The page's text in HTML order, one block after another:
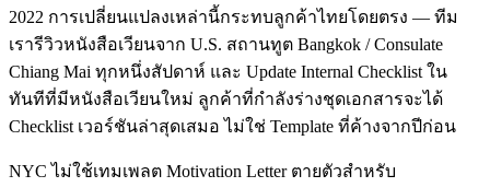
2022 การเปลี่ยนแปลงเหล่านี้กระทบลูกค้าไทยโดยตรง — ทีม
เรารีวิวหนังสือเวียนจาก U.S. สถานทูต Bangkok / Consulate
Chiang Mai ทุกหนึ่งสัปดาห์ และ Update Internal Checklist ใน
ทันทีที่มีหนังสือเวียนใหม่ ลูกค้าที่กำลังร่างชุดเอกสารจะได้
Checklist เวอร์ชันล่าสุดเสมอ ไม่ใช่ Template ที่ค้างจากปีก่อน
NYC ไม่ใช้เทมเพลต Motivation Letter ตายตัวสำหรับ